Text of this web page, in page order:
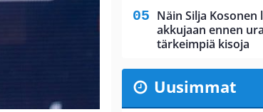
Näin Silja Kosonen
akkujaan ennen
tärkeimpiä kisoja
Uusimmat